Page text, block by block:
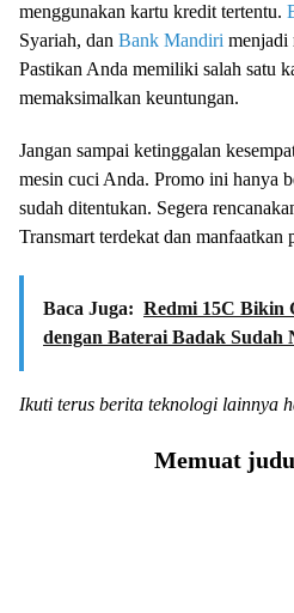
menggunakan kartu kredit tertentu.
Syariah, dan Bank Mandiri menjadi
Pastikan Anda memiliki salah satu
memaksimalkan keuntungan.
Jangan sampai ketinggalan
mesin cuci Anda. Promo ini hanya
sudah ditentukan. Segera
Transmart terdekat dan manfaatkan
Baca Juga: Redmi 15C Bikin
dengan Baterai Badak Sudah
Ikuti terus berita teknologi lainnya
Memuat